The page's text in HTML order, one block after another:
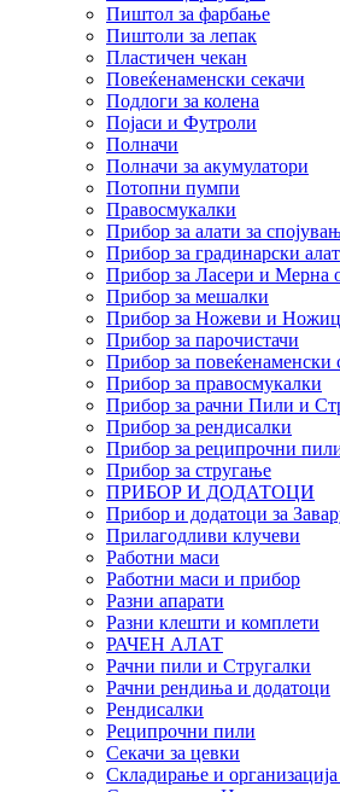
Пиштол за фарбање
Пиштоли за лепак
Пластичен чекан
Повеќенаменски секачи
Подлоги за колена
Појаси и Футроли
Полначи
Полначи за акумулатори
Потопни пумпи
Правосмукалки
Прибор за алати за
Прибор за градинарски алат
Прибор за Ласери и Мерна
Прибор за мешалки
Прибор за Ножеви и
Прибор за парочистачи
Прибор за повеќенаменски
Прибор за правосмукалки
Прибор за рачни Пили и
Прибор за рендисалки
Прибор за реципрочни
Прибор за стругање
ПРИБОР И ДОДАТОЦИ
Прибор и додатоци за
Прилагодливи клучеви
Работни маси
Работни маси и прибор
Разни апарати
Разни клешти и комплети
РАЧЕН АЛАТ
Рачни пили и Стругалки
Рачни рендиња и додатоци
Рендисалки
Реципрочни пили
Секачи за цевки
Складирање и